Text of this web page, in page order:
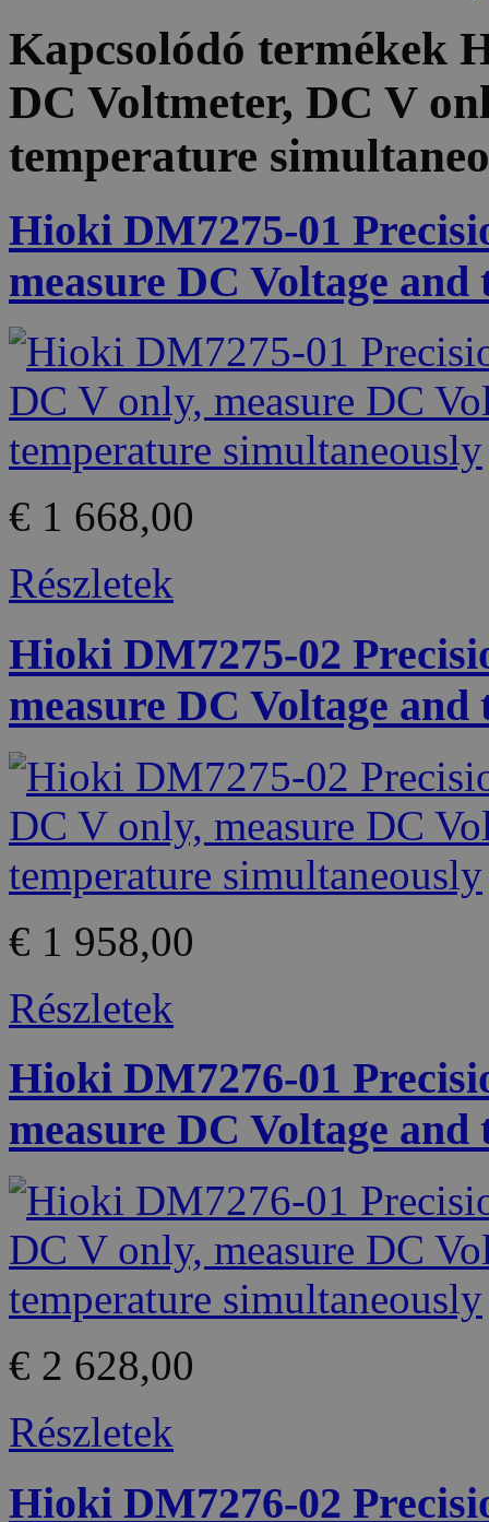
Kapcsolódó termékek
DC Voltmeter, DC V
temperature
Hioki DM7275-01
measure DC Voltage
€ 1 668,00
Részletek
Hioki DM7275-02
measure DC Voltage
€ 1 958,00
Részletek
Hioki DM7276-01
measure DC Voltage
€ 2 628,00
Részletek
Hioki DM7276-02